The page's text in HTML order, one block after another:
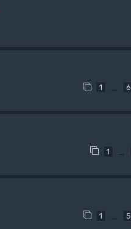
1 …
1 …
1